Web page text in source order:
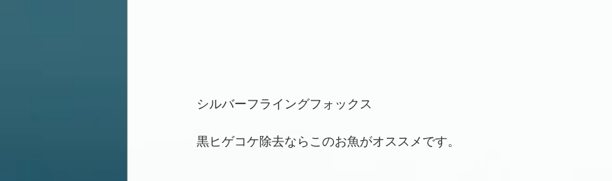
シルバーフライングフォックス
黒ヒゲコケ除去ならこのお魚がオススメです。